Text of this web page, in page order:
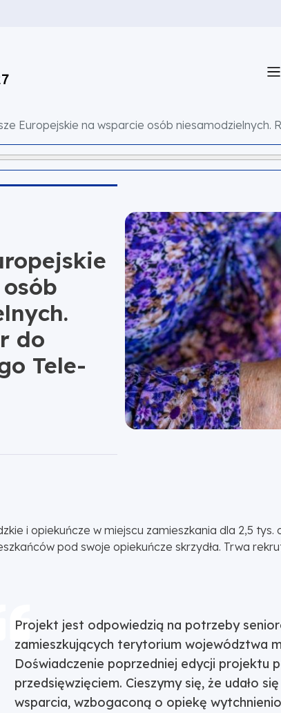
Europejskie na wsparcie osób niesamodzielnych.
do
Tele-
i opiekuńcze w miejscu zamieszkania dla 2,5
pod swoje opiekuńcze skrzydła. Trwa
Projekt jest odpowiedzią na potrzeby
zamieszkujących terytorium województwa
Doświadczenie poprzedniej edycji projektu
przedsięwzięciem. Cieszymy się, że udało
wsparcia, wzbogaconą o opiekę